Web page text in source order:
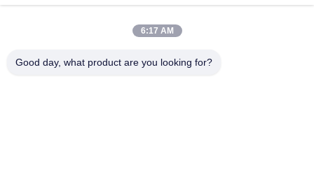
Obtenha o melhor preço
6:17 AM
Good day, what product are you looking for?